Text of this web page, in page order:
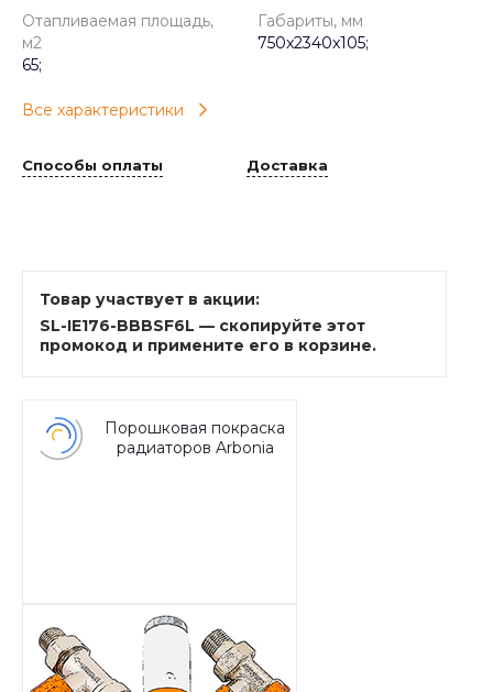
Отапливаемая площадь,
м2
65;
Габариты, мм
750x2340x105;
Все характеристики
Способы оплаты Доставка
Товар участвует в акции:
SL-IE176-BBBSF6L — скопируйте этот
промокод и примените его в корзине.
Порошковая покраска
радиаторов Arbonia